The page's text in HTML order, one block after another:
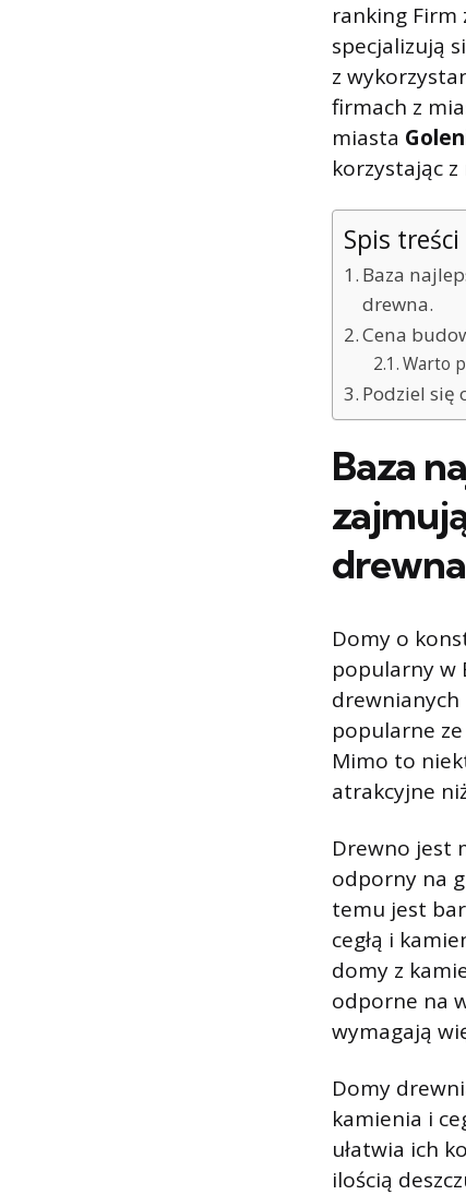
ranking Firm
specjalizują
z
firmach z
miasta
korzystając
Spis treści
Baza
drewna.
Cena
Warto
Podziel się
Baza
Domy o
popularny w
popularne
Mimo to
atrakcyjne
Drewno jest
odporny na
temu jest
cegłą i
domy z
odporne na
wymagają
Domy
kamienia i
ułatwia ich
ilością